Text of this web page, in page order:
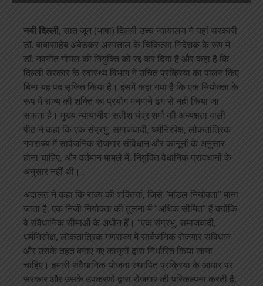
नयी दिल्ली, सात जून (भाषा) दिल्ली उच्च न्यायालय ने यहां सरकारी
डॉ. बाबासाहेब अंबेडकर अस्पताल के चिकित्सा निदेशक के रूप में
डॉ. नवनीत गोयल की नियुक्ति को रद्द कर दिया है और कहा है कि
दिल्ली सरकार के स्वास्थ्य विभाग ने उचित प्रक्रिया का पालन किए
बिना यह पद सृजित किया है। इसमें कहा गया है कि एक नियोक्ता के
रूप में राज्य की शक्ति का प्रयोग मनमाने ढंग से नहीं किया जा
सकता है। मुख्य न्यायाधीश सतीश चंद्र शर्मा की अध्यक्षता वाली
पीठ ने कहा कि एक संप्रभु, समाजवादी, धर्मनिरपेक्ष, लोकतांत्रिक
गणराज्य में सार्वजनिक रोजगार संविधान और कानूनों के अनुसार
होना चाहिए, और वर्तमान मामले में, नियुक्ति वैधानिक प्रावधानों के
अनुसार नहीं थी। .
अदालत ने कहा कि राज्य की शक्तियां, जिसे “मॉडल नियोक्ता” माना
जाता है, एक निजी नियोक्ता की तुलना में “अधिक सीमित” हैं क्योंकि
वे संवैधानिक सीमाओं के अधीन हैं। “एक संप्रभु, समाजवादी,
धर्मनिरपेक्ष, लोकतांत्रिक गणराज्य में सार्वजनिक रोजगार संविधान
और उसके तहत बनाए गए कानूनों द्वारा निर्धारित किया जाना
चाहिए। हमारी संवैधानिक योजना स्थापित प्रक्रिया के आधार पर
सरकार और उसके उपकरणों द्वारा रोजगार की परिकल्पना करती है,